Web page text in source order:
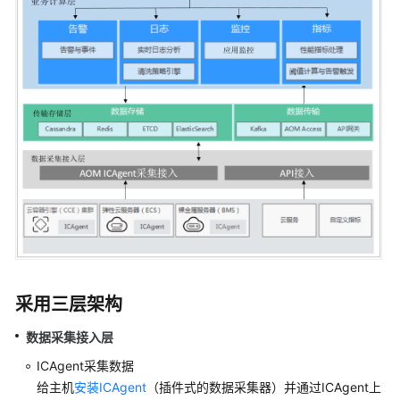
明
入
门
用
户
指
南
践
参
考
采用三层架构
数据采集接入层
ICAgent采集数据
给主机安装ICAgent （插件式的数据采集器）并通过ICAgent上